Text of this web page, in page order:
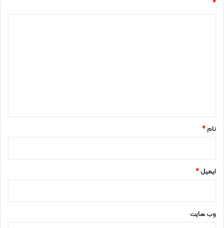
*
نام*
ایمیل*
وب‌ سایت